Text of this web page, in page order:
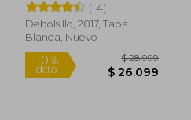
(14)
Debolsillo, 2017, Tapa
Blanda, Nuevo
Rápido